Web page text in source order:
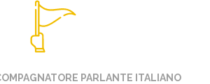
PARLANTE ITALIANO